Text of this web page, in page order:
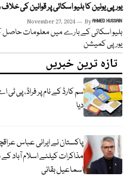
یورپی یونین کا بلیو اسکائی پر قوانین کی خلاف
November 27, 2024 ByAHMED HUSSAIN
بلیو اسکائی کے بارے میں معلومات
یورپی کمیشن
تازہ ترین خبریں
سم کارڈ کے نام پر فراڈ، پی
دیا
پاکستان نے ایرانی عباس
مذاکرات کیلئے اسلام
اسماعیل بقائی